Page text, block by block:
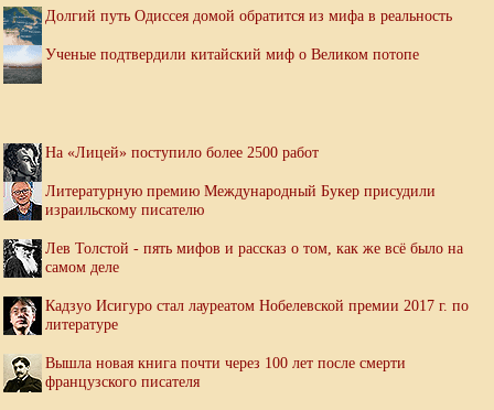
Долгий путь Одиссея домой обратится из мифа в реальность
Ученые подтвердили китайский миф о Великом потопе
На «Лицей» поступило более 2500 работ
Литературную премию Международный Букер присудили
израильскому писателю
Лев Толстой - пять мифов и рассказ о том, как же всё было на
самом деле
Кадзуо Исигуро стал лауреатом Нобелевской премии 2017 г. по
литературе
Вышла новая книга почти через 100 лет после смерти
французского писателя